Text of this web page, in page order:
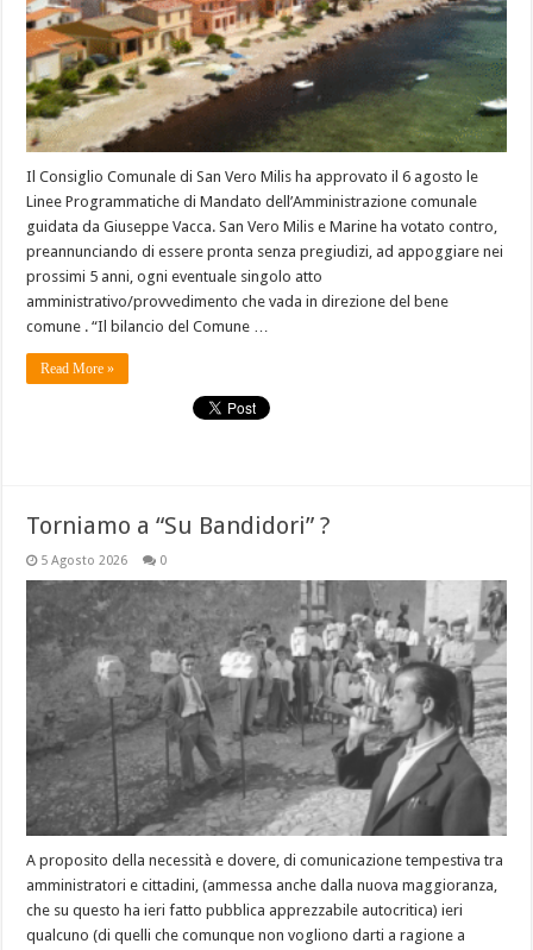
Il Consiglio Comunale di San Vero Milis ha approvato il 6 agosto le
Linee Programmatiche di Mandato dell’Amministrazione comunale
guidata da Giuseppe Vacca. San Vero Milis e Marine ha votato contro,
preannunciando di essere pronta senza pregiudizi, ad appoggiare nei
prossimi 5 anni, ogni eventuale singolo atto
amministrativo/provvedimento che vada in direzione del bene
comune . “Il bilancio del Comune …
Read More »
Torniamo a “Su Bandidori” ?
5 Agosto 2026 0
A proposito della necessità e dovere, di comunicazione tempestiva tra
amministratori e cittadini, (ammessa anche dalla nuova maggioranza,
che su questo ha ieri fatto pubblica apprezzabile autocritica) ieri
qualcuno (di quelli che comunque non vogliono darti a ragione a